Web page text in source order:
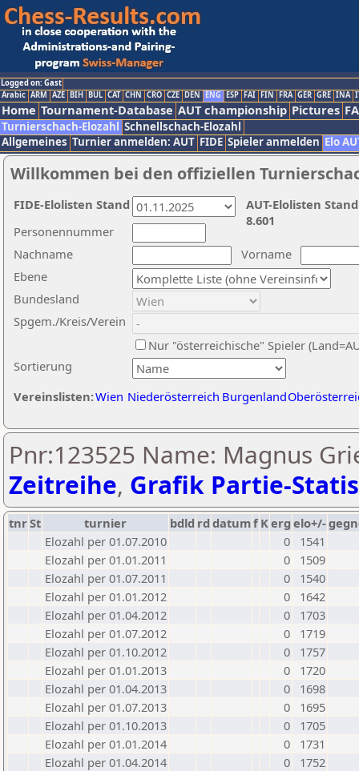
Logged on: Gast
Arabic ARM AZE BIH BUL CAT CHN CRO CZE DEN ENG ESP FAI FIN FRA GER GRE INA
Home Tournament-Database AUT championship Pictures
Turnierschach-Elozahl Schnellschach-Elozahl
Allgemeines Turnier anmelden: AUT FIDE Spieler anmelden Elo
Willkommen bei den offiziellen
Nachname
Vorname
Ebene
Sortierung
Personennummer
Bundesland
Spgem./Kreis/Verein
Nur "österreichische" Spieler
Vereinslisten:Wien Niederösterreich Burgenland
AUT-Elolisten
8.601
FIDE-Elolisten Stand
Pnr:123525 Name: Magnus
Zeitreihe, Grafik Partie-
tnrSt turnier bdld rd datumf Kerg elo+/-
Elozahl per 01.07.2010
0
1541
Elozahl per 01.01.2011
0
1509
Elozahl per 01.07.2011
0
1540
Elozahl per 01.01.2012
0
1642
Elozahl per 01.04.2012
0
1703
Elozahl per 01.07.2012
0
1719
Elozahl per 01.10.2012
0
1757
Elozahl per 01.01.2013
0
1720
Elozahl per 01.04.2013
0
1698
Elozahl per 01.07.2013
0
1695
Elozahl per 01.10.2013
0
1705
Elozahl per 01.01.2014
0
1731
Elozahl per 01.04.2014
0
1752